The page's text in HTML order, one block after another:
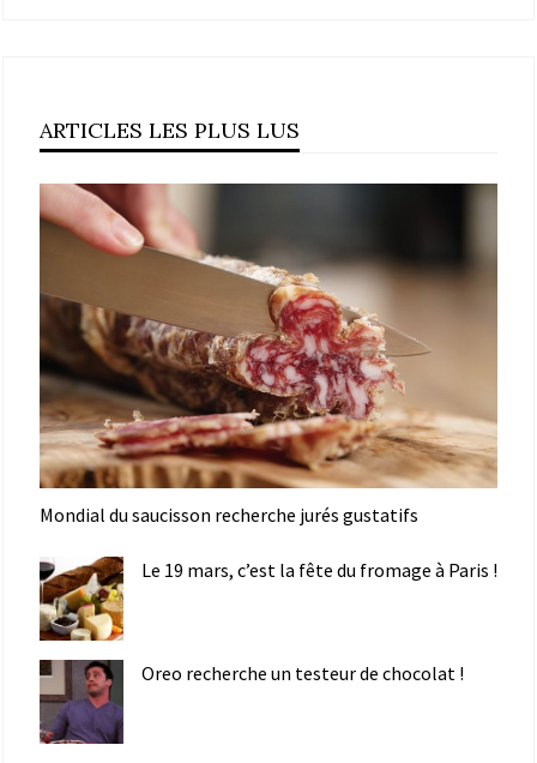
ARTICLES LES PLUS LUS
Mondial du saucisson recherche jurés gustatifs
Le 19 mars, c’est la fête du fromage à Paris !
Oreo recherche un testeur de chocolat !